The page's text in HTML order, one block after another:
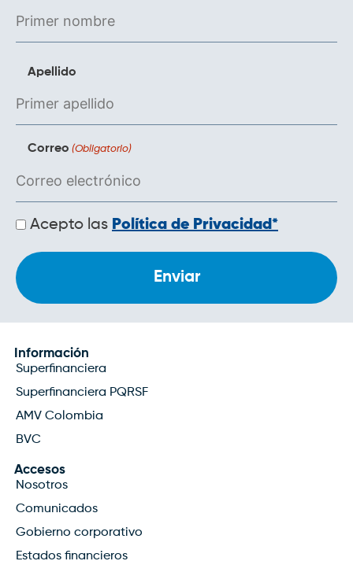
Apellido
Correo (Obligatorio)
Políticas
de
Acepto las Política de Privacidad*
Información
Superfinanciera
Superfinanciera PQRSF
AMV Colombia
BVC
Accesos
Nosotros
Comunicados
Gobierno corporativo
Estados financieros